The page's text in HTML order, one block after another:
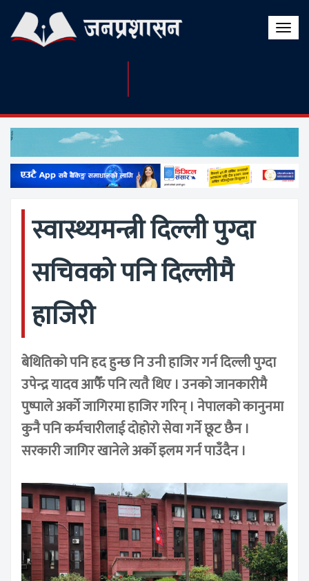
Toggle
स्वास्थ्यमन्त्री दिल्ली पुग्दा
सचिवको पनि दिल्लीमै
हाजिरी
बेथितिको पनि हद हुन्छ नि उनी हाजिर गर्न दिल्ली पुग्दा
उपेन्द्र यादव आफैँ पनि त्यतै थिए । उनको जानकारीमै
पुष्पाले अर्को जागिरमा हाजिर गरिन् । नेपालको कानुनमा
कुनै पनि कर्मचारीलाई दोहोरो सेवा गर्ने छूट छैन ।
सरकारी जागिर खानेले अर्को इलम गर्न पाउँदैन ।